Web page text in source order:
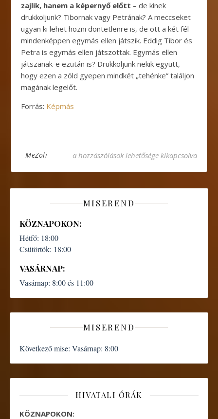
zajlik, hanem a képernyő előtt – de kinek
drukkoljunk? Tibornak vagy Petrának? A meccseket
ugyan ki lehet hozni döntetlenre is, de ott a két fél
mindenképpen egymás ellen játszik. Eddig Tibor és
Petra is egymás ellen játszottak. Egymás ellen
játszanak-e ezután is? Drukkoljunk nekik együtt,
hogy ezen a zöld gyepen mindkét „tehénke” találjon
magának legelőt.
Forrás: Képmás
- MeZoli „Szent tehenek” a nappaliban – foci EB
a hozzászólások lehetősége kikapcsolva
MISEREND
KÖZNAPOKON:
Hétfő: 18:00
Csütörtök: 18:00
VASÁRNAP:
Vasárnap: 8:00 és 11:00
MISEREND
Következő mise: Vasárnap: 8:00
HIVATALI ÓRÁK
KÖZNAPOKON: